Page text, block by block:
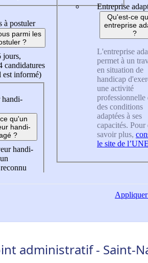
à postuler
parmi les
?
jours,
candidatures
est informé)
handi-
qu'un
handi-
?
handi-
Entreprise
Qu'est-ce
entreprise
?
L'entreprise
permet à un
en situation de
handicap
une activité
professionnelle
des conditions
adaptées à ses
capacités. Pour
savoir plus,
le site de
Appliquer
administratif - Saint-